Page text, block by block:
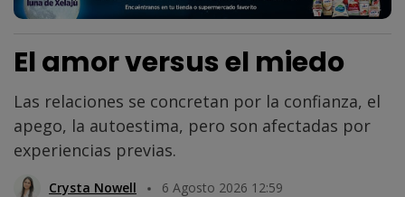
El amor versus el miedo
Las relaciones se concretan por la confianza, el
apego, la autoestima, pero son afectadas por
experiencias previas.
Crysta Nowell 6 Agosto 2026 12:59